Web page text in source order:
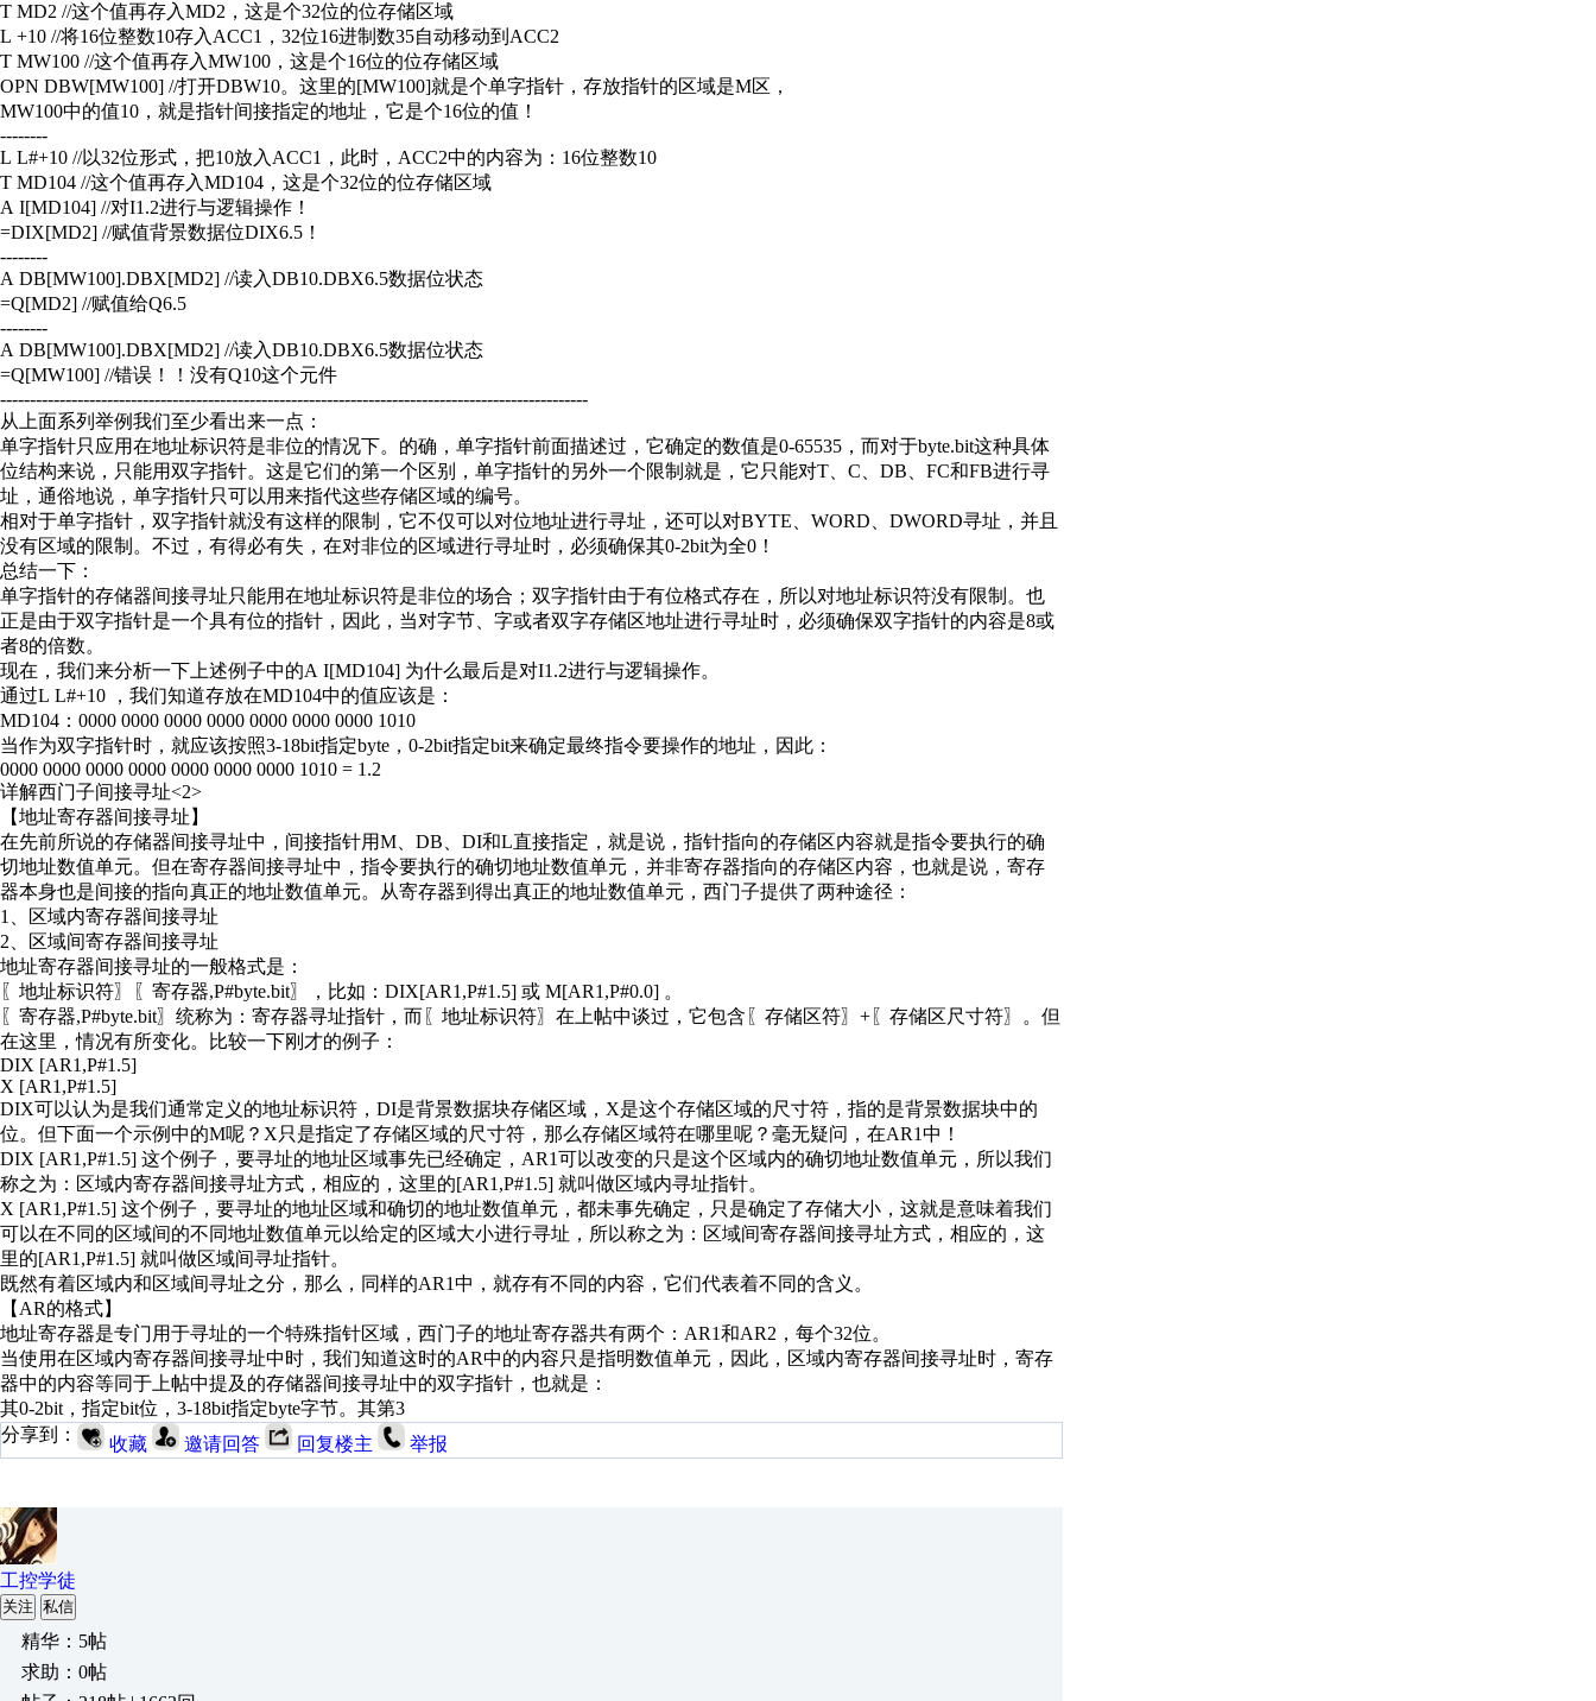
T MD2 //这个值再存入MD2，这是个32位的位存储区域
L +10 //将16位整数10存入ACC1，32位16进制数35自动移动到ACC2
T MW100 //这个值再存入MW100，这是个16位的位存储区域
OPN DBW[MW100] //打开DBW10。这里的[MW100]就是个单字指针，存放指针的区域是M区，
MW100中的值10，就是指针间接指定的地址，它是个16位的值！
--------
L L#+10 //以32位形式，把10放入ACC1，此时，ACC2中的内容为：16位整数10
T MD104 //这个值再存入MD104，这是个32位的位存储区域
A I[MD104] //对I1.2进行与逻辑操作！
=DIX[MD2] //赋值背景数据位DIX6.5！
--------
A DB[MW100].DBX[MD2] //读入DB10.DBX6.5数据位状态
=Q[MD2] //赋值给Q6.5
--------
A DB[MW100].DBX[MD2] //读入DB10.DBX6.5数据位状态
=Q[MW100] //错误！！没有Q10这个元件
---------------------------------------------------------------------------------------------------
从上面系列举例我们至少看出来一点：
单字指针只应用在地址标识符是非位的情况下。的确，单字指针前面描述过，它确定的数值是0-65535，而对于byte.bit这种具体
位结构来说，只能用双字指针。这是它们的第一个区别，单字指针的另外一个限制就是，它只能对T、C、DB、FC和FB进行寻
址，通俗地说，单字指针只可以用来指代这些存储区域的编号。
相对于单字指针，双字指针就没有这样的限制，它不仅可以对位地址进行寻址，还可以对BYTE、WORD、DWORD寻址，并且
没有区域的限制。不过，有得必有失，在对非位的区域进行寻址时，必须确保其0-2bit为全0！
总结一下：
单字指针的存储器间接寻址只能用在地址标识符是非位的场合；双字指针由于有位格式存在，所以对地址标识符没有限制。也
正是由于双字指针是一个具有位的指针，因此，当对字节、字或者双字存储区地址进行寻址时，必须确保双字指针的内容是8或
者8的倍数。
现在，我们来分析一下上述例子中的A I[MD104] 为什么最后是对I1.2进行与逻辑操作。
通过L L#+10 ，我们知道存放在MD104中的值应该是：
MD104：0000 0000 0000 0000 0000 0000 0000 1010
当作为双字指针时，就应该按照3-18bit指定byte，0-2bit指定bit来确定最终指令要操作的地址，因此：
0000 0000 0000 0000 0000 0000 0000 1010 = 1.2
详解西门子间接寻址<2>
【地址寄存器间接寻址】
在先前所说的存储器间接寻址中，间接指针用M、DB、DI和L直接指定，就是说，指针指向的存储区内容就是指令要执行的确
切地址数值单元。但在寄存器间接寻址中，指令要执行的确切地址数值单元，并非寄存器指向的存储区内容，也就是说，寄存
器本身也是间接的指向真正的地址数值单元。从寄存器到得出真正的地址数值单元，西门子提供了两种途径：
1、区域内寄存器间接寻址
2、区域间寄存器间接寻址
地址寄存器间接寻址的一般格式是：
〖地址标识符〗〖寄存器,P#byte.bit〗，比如：DIX[AR1,P#1.5] 或 M[AR1,P#0.0] 。
〖寄存器,P#byte.bit〗统称为：寄存器寻址指针，而〖地址标识符〗在上帖中谈过，它包含〖存储区符〗+〖存储区尺寸符〗。但
在这里，情况有所变化。比较一下刚才的例子：
DIX [AR1,P#1.5]
X [AR1,P#1.5]
DIX可以认为是我们通常定义的地址标识符，DI是背景数据块存储区域，X是这个存储区域的尺寸符，指的是背景数据块中的
位。但下面一个示例中的M呢？X只是指定了存储区域的尺寸符，那么存储区域符在哪里呢？毫无疑问，在AR1中！
DIX [AR1,P#1.5] 这个例子，要寻址的地址区域事先已经确定，AR1可以改变的只是这个区域内的确切地址数值单元，所以我们
称之为：区域内寄存器间接寻址方式，相应的，这里的[AR1,P#1.5] 就叫做区域内寻址指针。
X [AR1,P#1.5] 这个例子，要寻址的地址区域和确切的地址数值单元，都未事先确定，只是确定了存储大小，这就是意味着我们
可以在不同的区域间的不同地址数值单元以给定的区域大小进行寻址，所以称之为：区域间寄存器间接寻址方式，相应的，这
里的[AR1,P#1.5] 就叫做区域间寻址指针。
既然有着区域内和区域间寻址之分，那么，同样的AR1中，就存有不同的内容，它们代表着不同的含义。
【AR的格式】
地址寄存器是专门用于寻址的一个特殊指针区域，西门子的地址寄存器共有两个：AR1和AR2，每个32位。
当使用在区域内寄存器间接寻址中时，我们知道这时的AR中的内容只是指明数值单元，因此，区域内寄存器间接寻址时，寄存
器中的内容等同于上帖中提及的存储器间接寻址中的双字指针，也就是：
其0-2bit，指定bit位，3-18bit指定byte字节。其第3
分享到：
收藏 邀请回答 回复楼主 举报
工控学徒
关注 私信
精华：5帖
求助：0帖